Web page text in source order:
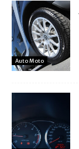
Auto Moto